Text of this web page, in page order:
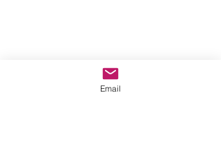
Email